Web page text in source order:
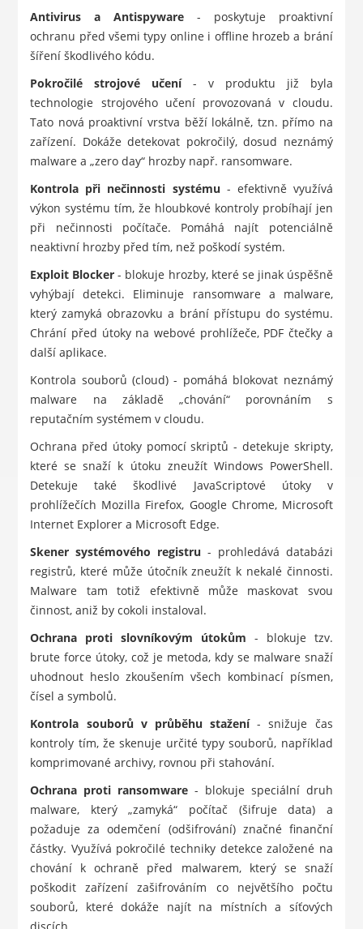
Antivirus a Antispyware - poskytuje proaktivní
ochranu před všemi typy online i offline hrozeb a brání
šíření škodlivého kódu.
Pokročilé strojové učení- v produktu již byla
technologie strojového učení provozovaná v cloudu.
Tato nová proaktivní vrstva běží lokálně, tzn. přímo na
zařízení. Dokáže detekovat pokročilý, dosud neznámý
malware a „zero day“ hrozby např. ransomware.
Kontrola při nečinnosti systému - efektivně využívá
výkon systému tím, že hloubkové kontroly probíhají jen
při nečinnosti počítače. Pomáhá najít potenciálně
neaktivní hrozby před tím, než poškodí systém.
Exploit Blocker - blokuje hrozby, které se jinak úspěšně
vyhýbají detekci. Eliminuje ransomware a malware,
který zamyká obrazovku a brání přístupu do systému.
Chrání před útoky na webové prohlížeče, PDF čtečky a
další aplikace.
Kontrola souborů (cloud) - pomáhá blokovat neznámý
malware na základě „chování“ porovnáním s
reputačním systémem v cloudu.
Ochrana před útoky pomocí skriptů - detekuje skripty,
které se snaží k útoku zneužít Windows PowerShell.
Detekuje také škodlivé JavaScriptové útoky v
prohlížečích Mozilla Firefox, Google Chrome, Microsoft
Internet Explorer a Microsoft Edge.
Skener systémového registru - prohledává databázi
registrů, které může útočník zneužít k nekalé činnosti.
Malware tam totiž efektivně může maskovat svou
činnost, aniž by cokoli instaloval.
Ochrana proti slovníkovým útokům - blokuje tzv.
brute force útoky, což je metoda, kdy se malware snaží
uhodnout heslo zkoušením všech kombinací písmen,
čísel a symbolů.
Kontrola souborů v průběhu stažení- snižuje čas
kontroly tím, že skenuje určité typy souborů, například
komprimované archivy, rovnou při stahování.
Ochrana proti ransomware - blokuje speciální druh
malware, který „zamyká“ počítač (šifruje data) a
požaduje za odemčení (odšifrování) značné finanční
částky. Využívá pokročilé techniky detekce založené na
chování k ochraně před malwarem, který se snaží
poškodit zařízení zašifrováním co největšího počtu
souborů, které dokáže najít na místních a síťových